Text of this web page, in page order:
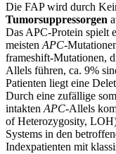
Die FAP wird durch
Tumorsuppressorgen
Das APC-Protein spielt
meistenAPC-
frameshift-Mutationen,
Allels führen, ca. 9%
Patienten liegt eine
Durch eine zufällige
intaktenAPC-Allels
of Heterozygosity,
Systems in den
Indexpatienten mit